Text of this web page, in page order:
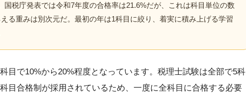
国税庁発表では令和7年度の合格率は21.6%だが、これは科目単位の数
る重みは別次元だ。最初の年は1科目に絞り、着実に積み上げる学習
目で10%から20%程度となっています。税理士試験は全部で5科
目合格制が採用されているため、一度に全科目に合格する必要